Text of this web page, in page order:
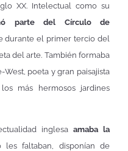
XX. Intelectual como su
parte del Círculo de
durante el primer tercio del
del arte. También formaba
poeta y gran paisajista
más hermosos jardines
inglesa amaba la
faltaban, disponían de